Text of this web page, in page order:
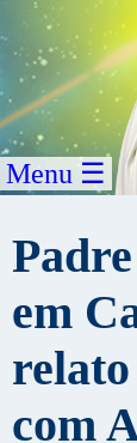
Menu ☰
em
relato
com